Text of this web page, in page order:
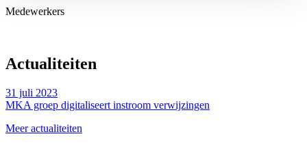
Medewerkers
Actualiteiten
31 juli 2023
MKA groep digitaliseert instroom verwijzingen
Meer actualiteiten